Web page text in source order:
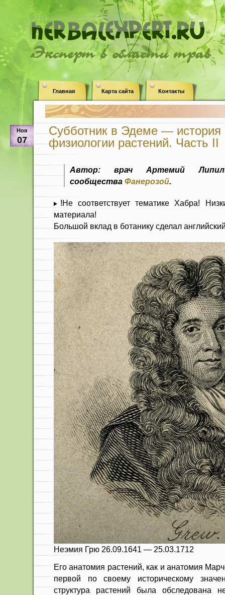
Эксперт в области трав
Главная Карта сайта Контакты
Ноя
07
Субботник в Эдеме — история
физиологии растений. Часть II
Автор: врач Артемий
сообщества Фанерозой.
!Не соответствует тематике Хабра!
материала!
Большой вклад в ботанику сделал
Неэмия Грю 26.09.1641 — 25.03.1712
Его анатомия растений, как и анатомия
первой по своему историческому
структура растений была обследована